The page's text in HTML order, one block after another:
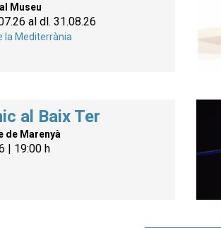
Museu
al dl. 31.08.26
la Mediterrània
al Baix Ter
de Marenyà
19:00 h